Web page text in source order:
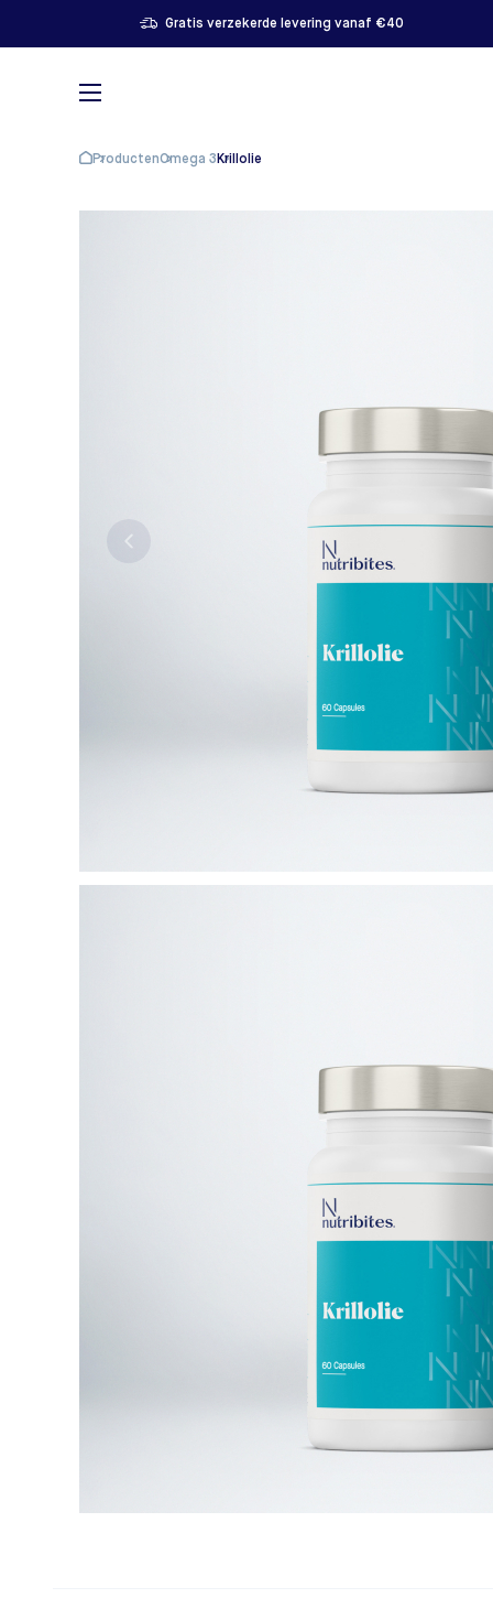
Gratis verzekerde levering vanaf €40
ProductenOmega 3Krillolie